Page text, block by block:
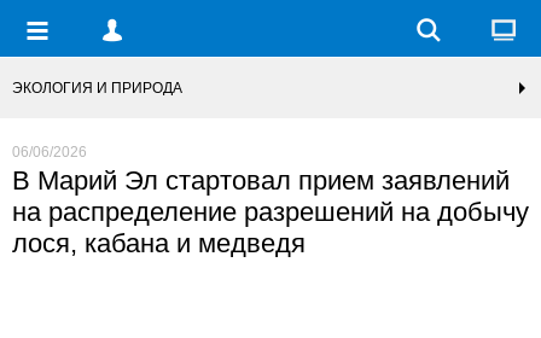
ЭКОЛОГИЯ И ПРИРОДА
06/06/2026
В Марий Эл стартовал прием заявлений
на распределение разрешений на добычу
лося, кабана и медведя